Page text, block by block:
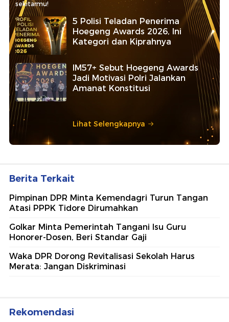
sekitarmu!
5 Polisi Teladan Penerima
Hoegeng Awards 2026, Ini
Kategori dan Kiprahnya
IM57+ Sebut Hoegeng Awards
Jadi Motivasi Polri Jalankan
Amanat Konstitusi
Lihat Selengkapnya
Berita Terkait
Pimpinan DPR Minta Kemendagri Turun Tangan
Atasi PPPK Tidore Dirumahkan
Golkar Minta Pemerintah Tangani Isu Guru
Honorer-Dosen, Beri Standar Gaji
Waka DPR Dorong Revitalisasi Sekolah Harus
Merata: Jangan Diskriminasi
Rekomendasi